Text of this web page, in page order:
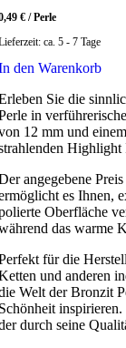
€ /Perle
ca. 5 - 7 Tage
den Warenkorb
Sie die
in
12 mm und
Highlight
angegebene
es Ihnen,
Oberfläche
das warme
für die
und anderen
Welt der Bronzit
durch seine